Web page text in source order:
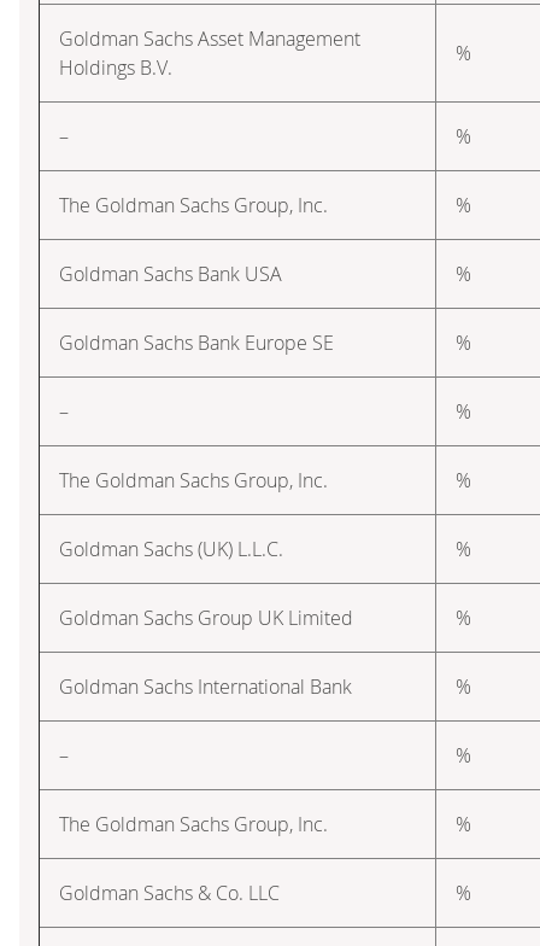
Goldman Sachs Asset Management
Holdings B.V.
%
– %
The Goldman Sachs Group, Inc. %
Goldman Sachs Bank USA %
Goldman Sachs Bank Europe SE %
– %
The Goldman Sachs Group, Inc. %
Goldman Sachs (UK) L.L.C. %
Goldman Sachs Group UK Limited %
Goldman Sachs International Bank %
– %
The Goldman Sachs Group, Inc. %
Goldman Sachs & Co. LLC %